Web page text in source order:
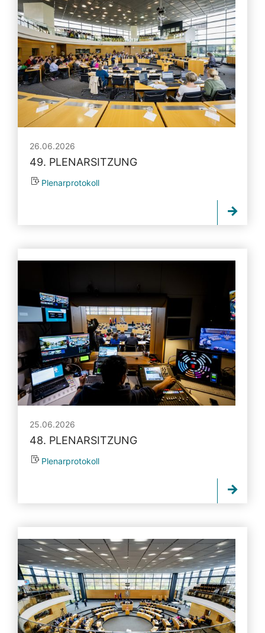
26.06.2026
49. PLENARSITZUNG
Plenarprotokoll
25.06.2026
48. PLENARSITZUNG
Plenarprotokoll